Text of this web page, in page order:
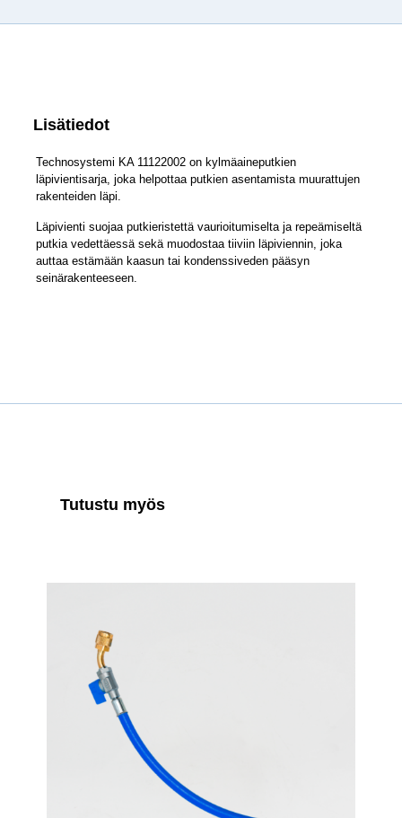
Lisätiedot
Technosystemi KA 11122002 on kylmäaineputkien
läpivientisarja, joka helpottaa putkien asentamista muurattujen
rakenteiden läpi.
Läpivienti suojaa putkieristettä vaurioitumiselta ja repeämiseltä
putkia vedettäessä sekä muodostaa tiiviin läpiviennin, joka
auttaa estämään kaasun tai kondenssiveden pääsyn
seinärakenteeseen.
Tutustu myös